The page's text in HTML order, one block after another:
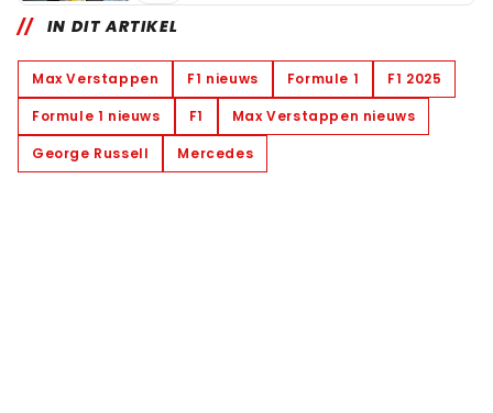
IN DIT ARTIKEL
Max Verstappen F1 nieuws Formule 1
F1 2025
Formule 1 nieuws
F1
Max Verstappen nieuws
George Russell
Mercedes